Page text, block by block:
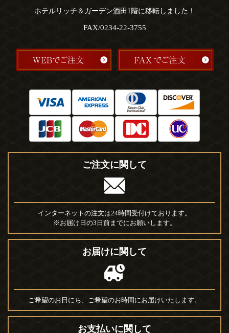
ホテルリッチ＆ガーデン酒田1階に移転しました！
FAX/0234-22-3755
ご注文に関して
インターネットの注文は24時間受付けております。
※お届け日の3日前までにお願いします。
お届けに関して
ご希望のお日にち、ご希望のお時間にお届けいたします。
お支払いに関して